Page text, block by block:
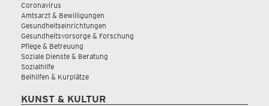
Coronavirus
Amtsarzt & Bewilligungen
Gesundheitseinrichtungen
Gesundheitsvorsorge & Forschung
Pflege & Betreuung
Soziale Dienste & Beratung
Sozialhilfe
Beihilfen & Kurplätze
KUNST & KULTUR